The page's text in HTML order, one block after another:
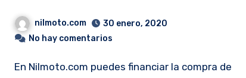
nilmoto.com
30 enero, 2020
No hay comentarios
En Nilmoto.com puedes financiar la compra de